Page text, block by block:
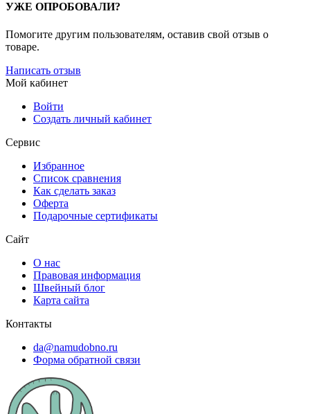
УЖЕ ОПРОБОВАЛИ?
Помогите другим пользователям, оставив свой отзыв о
товаре.
Написать отзыв
Мой кабинет
Войти
Создать личный кабинет
Сервис
Избранное
Список сравнения
Как сделать заказ
Оферта
Подарочные сертификаты
Сайт
О нас
Правовая информация
Швейный блог
Карта сайта
Контакты
da@namudobno.ru
Форма обратной связи